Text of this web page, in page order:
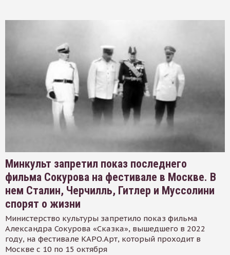
Минкульт запретил показ последнего
фильма Сокурова на фестивале в Москве. В
нем Сталин, Черчилль, Гитлер и Муссолини
спорят о жизни
Министерство культуры запретило показ фильма
Александра Сокурова «Сказка», вышедшего в 2022
году, на фестивале КАРО.Арт, который проходит в
Москве с 10 по 15 октября